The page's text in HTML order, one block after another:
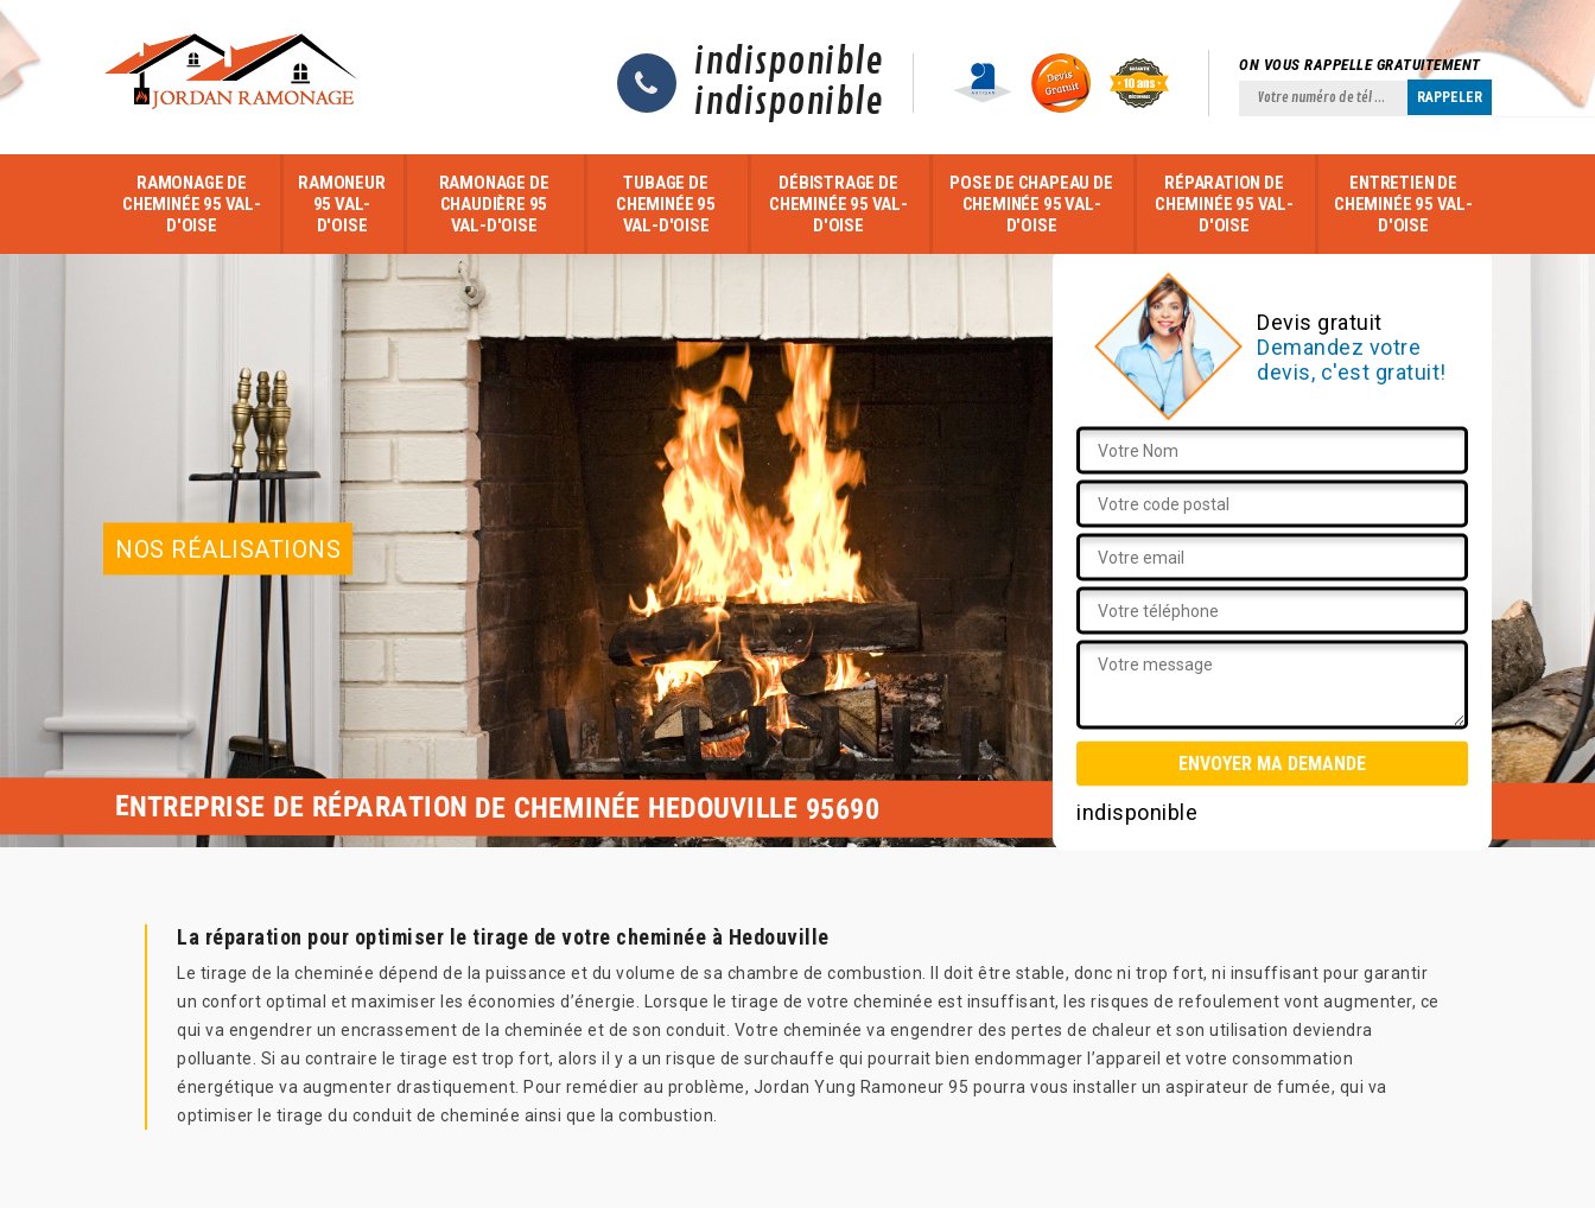
indisponible
indisponible
ON VOUS RAPPELLE GRATUITEMENT
RAMONAGE DE
CHEMINÉE 95 VAL-
D'OISE
RAMONEUR
95 VAL-
D'OISE
RAMONAGE DE
CHAUDIÈRE 95
VAL-D'OISE
TUBAGE DE
CHEMINÉE 95
VAL-D'OISE
DÉBISTRAGE DE
CHEMINÉE 95 VAL-
D'OISE
POSE DE CHAPEAU DE
CHEMINÉE 95 VAL-
D'OISE
RÉPARATION DE
CHEMINÉE 95 VAL-
D'OISE
ENTRETIEN DE
CHEMINÉE 95 VAL-
D'OISE
NOS RÉALISATIONS
Devis gratuit
Demandez votre
devis, c'est gratuit!
indisponible
ENTREPRISE DE RÉPARATION DE CHEMINÉE HEDOUVILLE 95690
La réparation pour optimiser le tirage de votre cheminée à Hedouville
Le tirage de la cheminée dépend de la puissance et du volume de sa chambre de combustion. Il doit être stable, donc ni trop fort, ni insuffisant pour garantir
un confort optimal et maximiser les économies d’énergie. Lorsque le tirage de votre cheminée est insuffisant, les risques de refoulement vont augmenter, ce
qui va engendrer un encrassement de la cheminée et de son conduit. Votre cheminée va engendrer des pertes de chaleur et son utilisation deviendra
polluante. Si au contraire le tirage est trop fort, alors il y a un risque de surchauffe qui pourrait bien endommager l’appareil et votre consommation
énergétique va augmenter drastiquement. Pour remédier au problème, Jordan Yung Ramoneur 95 pourra vous installer un aspirateur de fumée, qui va
optimiser le tirage du conduit de cheminée ainsi que la combustion.